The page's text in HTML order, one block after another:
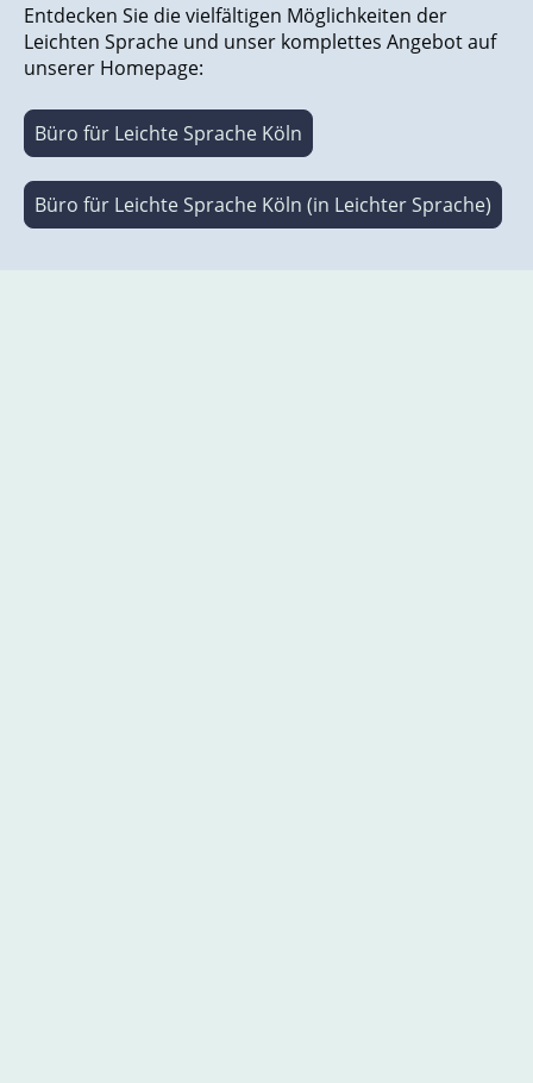
Entdecken Sie die vielfältigen Möglichkeiten der
Leichten Sprache und unser komplettes Angebot auf
unserer Homepage:
Büro für Leichte Sprache Köln
Büro für Leichte Sprache Köln (in Leichter Sprache)